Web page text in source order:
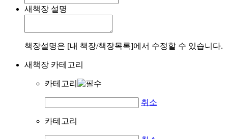
새책장 설명
책장설명은 [내 책장/책장목록]에서 수정할 수 있습니다.
새책장 카테고리
카테고리
취소
카테고리